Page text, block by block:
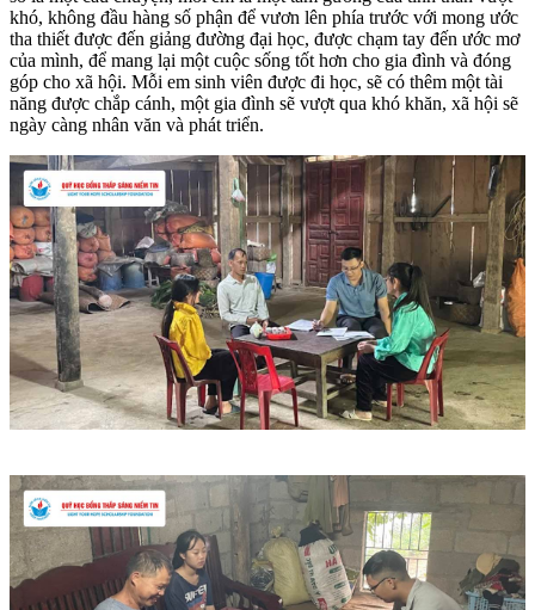
khó, không đầu hàng số phận để vươn lên phía trước với mong ước
tha thiết được đến giảng đường đại học, được chạm tay đến ước mơ
của mình, để mang lại một cuộc sống tốt hơn cho gia đình và đóng
góp cho xã hội. Mỗi em sinh viên được đi học, sẽ có thêm một tài
năng được chắp cánh, một gia đình sẽ vượt qua khó khăn, xã hội sẽ
ngày càng nhân văn và phát triển.